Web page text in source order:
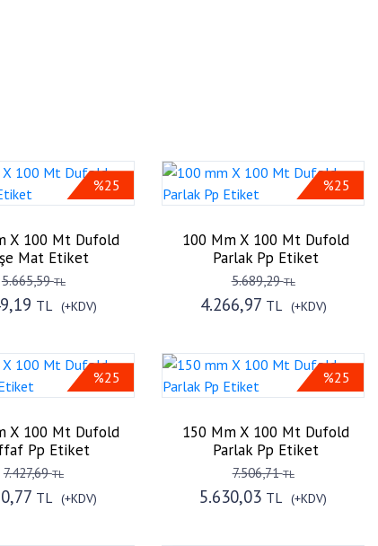
%25
X 100 Mt Dufold
Mat Etiket
5.665,59TL
TL (+KDV)
%25
100 Mm X 100 Mt Dufold
Parlak Pp Etiket
5.689,29TL
4.266,97 TL (+KDV)
%25
X 100 Mt Dufold
Pp Etiket
7.427,69TL
TL (+KDV)
%25
150 Mm X 100 Mt Dufold
Parlak Pp Etiket
7.506,71TL
5.630,03 TL (+KDV)